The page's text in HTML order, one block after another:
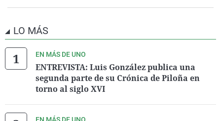
LO MÁS
EN MÁS DE UNO
ENTREVISTA: Luis González publica una
segunda parte de su Crónica de Piloña en
torno al siglo XVI